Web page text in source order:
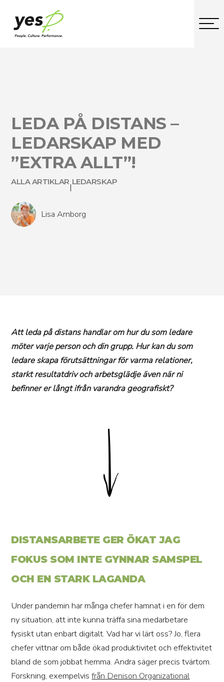
LEDA PÅ DISTANS –
LEDARSKAP MED
”EXTRA ALLT”!
ALLA ARTIKLAR|LEDARSKAP
Lisa Arnborg
Att leda på distans handlar om hur du som ledare
möter varje person och din grupp. Hur kan du som
ledare skapa förutsättningar för varma relationer,
starkt resultatdriv och arbetsglädje även när ni
befinner er långt ifrån varandra geografiskt?
DISTANSARBETE GER ÖKAT JAG
FOKUS SOM INTE GYNNAR SAMSPEL
OCH EN STARK LAGANDA
Under pandemin har många chefer hamnat i en för dem
ny situation, att inte kunna träffa sina medarbetare
fysiskt utan enbart digitalt. Vad har vi lärt oss? Jo, flera
chefer vittnar om både ökad produktivitet och effektivitet
bland de som jobbat hemma. Andra säger precis tvärtom.
Forskning, exempelvisfrån Denison Organizational